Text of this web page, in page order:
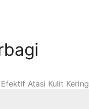
Atasi Kulit Kering